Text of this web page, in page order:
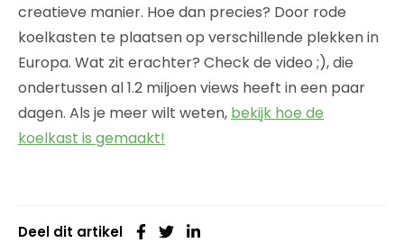
creatieve manier. Hoe dan precies? Door rode
koelkasten te plaatsen op verschillende plekken in
Europa. Wat zit erachter? Check de video ;), die
ondertussen al 1.2 miljoen views heeft in een paar
dagen. Als je meer wilt weten, bekijk hoe de
koelkast is gemaakt!
Deel dit artikel